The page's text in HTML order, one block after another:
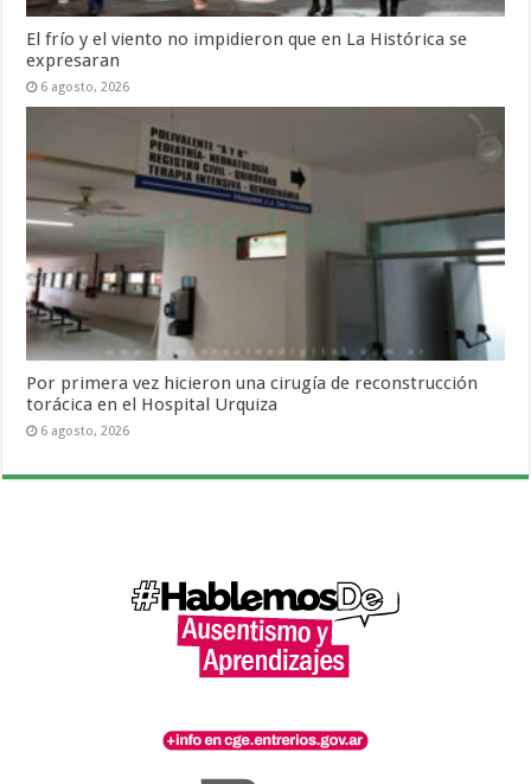
El frío y el viento no impidieron que en La Histórica se
expresaran
6 agosto, 2026
Por primera vez hicieron una cirugía de reconstrucción
torácica en el Hospital Urquiza
6 agosto, 2026